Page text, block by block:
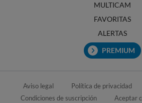
MULTICAM
FAVORITAS
ALERTAS
PREMIUM
Aviso legal Política de privacidad
Condiciones de suscripción
Aceptar